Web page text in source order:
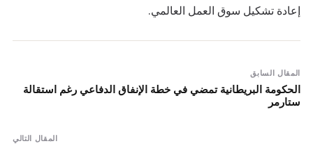
إعادة تشكيل سوق العمل العالمي.
المقال السابق
الحكومة البريطانية تمضي في خطة الإنفاق الدفاعي رغم استقالة
ستارمر
المقال التالي